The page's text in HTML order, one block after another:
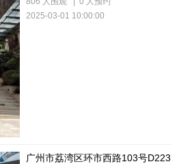
2025-03-01 10:00:00
广州市荔湾区环市西路103号D223